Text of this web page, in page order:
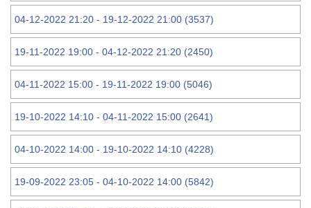
04-12-2022 21:20 - 19-12-2022 21:00 (3537)
19-11-2022 19:00 - 04-12-2022 21:20 (2450)
04-11-2022 15:00 - 19-11-2022 19:00 (5046)
19-10-2022 14:10 - 04-11-2022 15:00 (2641)
04-10-2022 14:00 - 19-10-2022 14:10 (4228)
19-09-2022 23:05 - 04-10-2022 14:00 (5842)